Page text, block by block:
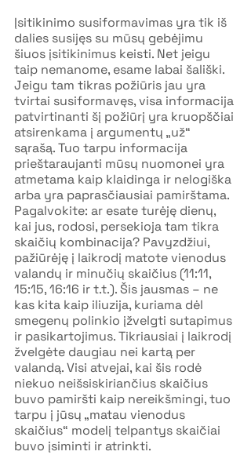
Įsitikinimo susiformavimas yra tik iš
dalies susijęs su mūsų gebėjimu
šiuos įsitikinimus keisti. Net jeigu
taip nemanome, esame labai šališki.
Jeigu tam tikras požiūris jau yra
tvirtai susiformavęs, visa informacija
patvirtinanti šį požiūrį yra kruopščiai
atsirenkama į argumentų „už“
sąrašą. Tuo tarpu informacija
prieštaraujanti mūsų nuomonei yra
atmetama kaip klaidinga ir nelogiška
arba yra paprasčiausiai pamirštama.
Pagalvokite: ar esate turėję dienų,
kai jus, rodosi, persekioja tam tikra
skaičių kombinacija? Pavyzdžiui,
pažiūrėję į laikrodį matote vienodus
valandų ir minučių skaičius (11:11,
15:15, 16:16 ir t.t.). Šis jausmas – ne
kas kita kaip iliuzija, kuriama dėl
smegenų polinkio įžvelgti sutapimus
ir pasikartojimus. Tikriausiai į laikrodį
žvelgėte daugiau nei kartą per
valandą. Visi atvejai, kai šis rodė
niekuo neišsiskiriančius skaičius
buvo pamiršti kaip nereikšmingi, tuo
tarpu į jūsų „matau vienodus
skaičius“ modelį telpantys skaičiai
buvo įsiminti ir atrinkti.